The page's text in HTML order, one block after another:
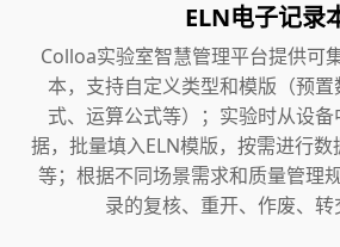
ELN电子记录
Colloa实验室智慧管理平台提供可
本，支持自定义类型和模版（预
式、运算公式等）；实验时从设
据，批量填入ELN模版，按需进行
等；根据不同场景需求和质量管理
录的复核、重开、作废、